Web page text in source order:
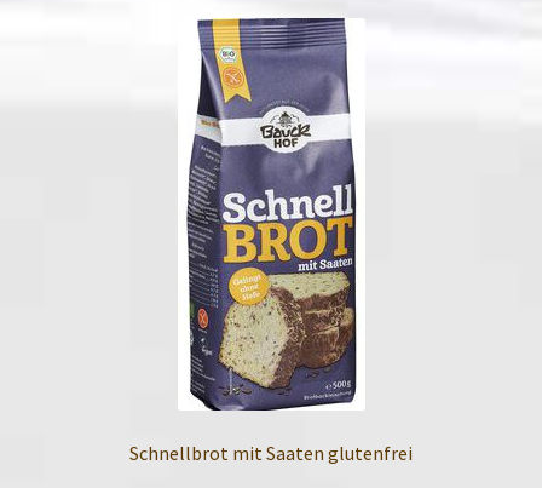
Schnellbrot mit Saaten glutenfrei